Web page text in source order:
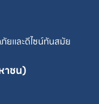
ยและดีไซน์ทันสมัย
าชน)